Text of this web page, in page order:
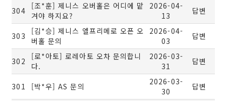
304
[조*훈] 제니스 오버홀은 어디에 맡
겨야 하지요?
2026-04-
13
답변
303
[김*승] 제니스 엘프리메로 오픈 오
버홀 문의
2026-04-
03
답변
302
[로*아토] 로레아토 오차 문의합니
다.
2026-03-
31
답변
301 [박*우] AS 문의
2026-03-
30
답변